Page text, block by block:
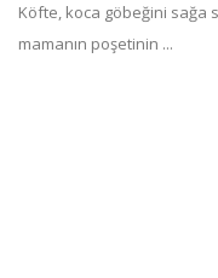
Köfte, koca göbeğini sağa
mamanın poşetinin ...